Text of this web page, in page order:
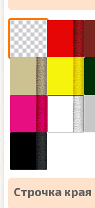
Строчка края